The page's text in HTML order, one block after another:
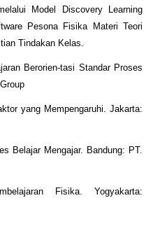
Model Discovery Learning
Pesona Fisika Materi Teori
Tindakan Kelas.
Berorien-tasi Standar Proses
yang Mempengaruhi. Jakarta:
Belajar Mengajar. Bandung: PT.
Fisika. Yogyakarta: